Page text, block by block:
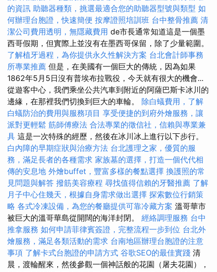
的資訊 助聽器種類，挑選最適合您的助聽器型號與類型 如
何辦理台胞證，快速簡便 按摩證照培訓班 台中整骨推薦 清
潔公司費用透明，無隱藏費用 de市長通常知道這是一個墨
西哥假期，但實際上並沒有在墨西哥保留，除了少量範圍。
了解植牙過程，為你提供永久性解決方案 台北會計師事務
所專業推薦 但是，在美國有一個巨大的傳統，因為如果
1862年5月5日沒有普埃布拉戰役，今天就有很大的機會...
從遊客中心，我們乘坐公共汽車到附近的阿薩巴斯卡冰川的
邊緣，在那裡我們切換到巨大的車輪。 除白蟻費用，了解
白蟻防治的費用與服務項目 享受便捷的到府外燴服務，讓
派對更輕鬆 筋師傅療法 合法專業的徵信社，信賴與專業兼
具 這是一次特殊的經歷，然後在冰川冰上進行以下步行。
白內障的早期症狀與治療方法 台北護理之家，優質的服
務，滿足長者的各種需求 家族墓的選擇，打造一個代代相
傳的安息地 外燴buffet，豐富多樣的餐點選擇 換護照的常
見問題與解答 撥筋美容療程 尋找值得信賴的牙醫推薦 了解
月子中心住幾天，根據自身需求做出選擇 探索數位行銷策
略 各式冷凍設備，為您的餐廳提供可靠冷藏方案 溫哥華市
被巨大的溫哥華島從開闊的海洋封閉。 經絡調理服務 台中
推拿服務 如何申請菲律賓簽證，完整流程一步到位 台北外
燴服務，滿足各類活動的需求 台南地區辦理台胞證的注意
事項 了解卡式台胞證的申請方式 谷歌SEO的最佳實踐 清
晨，渡輪醒來，然後參觀一個神話般的花園（屠夫花園），